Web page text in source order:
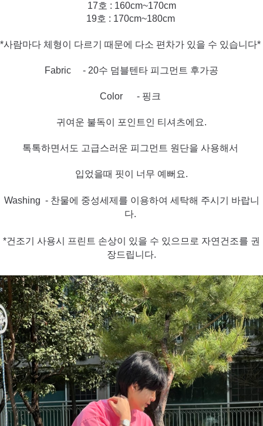
17호 : 160cm~170cm
19호 : 170cm~180cm
*사람마다 체형이 다르기 때문에 다소 편차가 있을 수 있습니다*
Fabric - 20수 덤블텐타 피그먼트 후가공
Color - 핑크
귀여운 불독이 포인트인 티셔츠에요.
톡톡하면서도 고급스러운 피그먼트 원단을 사용해서
입었을때 핏이 너무 예뻐요.
Washing - 찬물에 중성세제를 이용하여 세탁해 주시기 바랍니
다.
*건조기 사용시 프린트 손상이 있을 수 있으므로 자연건조를 권
장드립니다.